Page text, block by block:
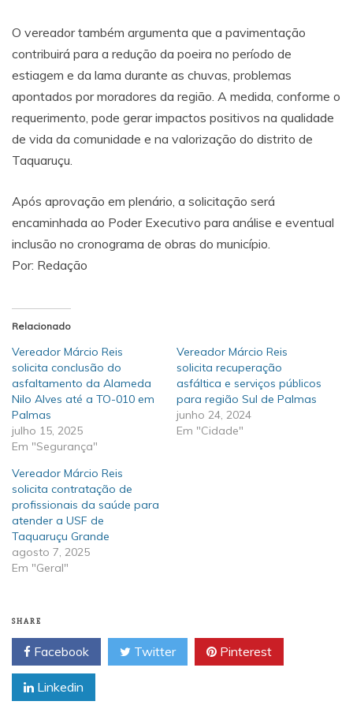
O vereador também argumenta que a pavimentação
contribuirá para a redução da poeira no período de
estiagem e da lama durante as chuvas, problemas
apontados por moradores da região. A medida, conforme o
requerimento, pode gerar impactos positivos na qualidade
de vida da comunidade e na valorização do distrito de
Taquaruçu.
Após aprovação em plenário, a solicitação será
encaminhada ao Poder Executivo para análise e eventual
inclusão no cronograma de obras do município.
Por: Redação
Relacionado
Vereador Márcio Reis
solicita conclusão do
asfaltamento da Alameda
Nilo Alves até a TO-010 em
Palmas
julho 15, 2025
Em "Segurança"
Vereador Márcio Reis
solicita recuperação
asfáltica e serviços públicos
para região Sul de Palmas
junho 24, 2024
Em "Cidade"
Vereador Márcio Reis
solicita contratação de
profissionais da saúde para
atender a USF de
Taquaruçu Grande
agosto 7, 2025
Em "Geral"
SHARE
Facebook Twitter Pinterest
Linkedin